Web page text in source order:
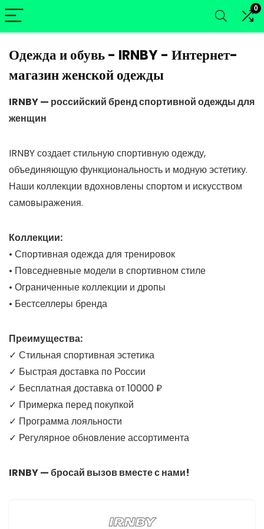
0
Одежда и обувь - IRNBY - Интернет-
магазин женской одежды
IRNBY — российский бренд спортивной одежды для
женщин
IRNBY создает стильную спортивную одежду,
объединяющую функциональность и модную эстетику.
Наши коллекции вдохновлены спортом и искусством
самовыражения.
Коллекции:
• Спортивная одежда для тренировок
• Повседневные модели в спортивном стиле
• Ограниченные коллекции и дропы
• Бестселлеры бренда
Преимущества:
✓ Стильная спортивная эстетика
✓ Быстрая доставка по России
✓ Бесплатная доставка от 10000 ₽
✓ Примерка перед покупкой
✓ Программа лояльности
✓ Регулярное обновление ассортимента
IRNBY — бросай вызов вместе с нами!